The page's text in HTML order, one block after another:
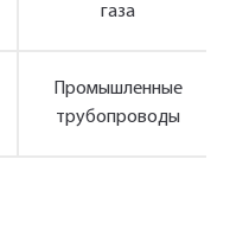
газа
Промышленные
трубопроводы